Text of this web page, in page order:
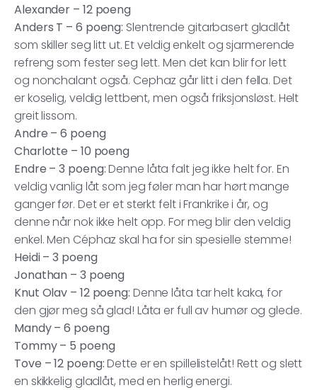
Alexander – 12 poeng
Anders T – 6 poeng: Slentrende gitarbasert gladlåt
som skiller seg litt ut. Et veldig enkelt og sjarmerende
refreng som fester seg lett. Men det kan blir for lett
og nonchalant også. Cephaz går litt i den fella. Det
er koselig, veldig lettbent, men også friksjonsløst. Helt
greit lissom.
Andre – 6 poeng
Charlotte – 10 poeng
Endre – 3 poeng:Denne låta falt jeg ikke helt for. En
veldig vanlig låt som jeg føler man har hørt mange
ganger før. Det er et sterkt felt i Frankrike i år, og
denne når nok ikke helt opp. For meg blir den veldig
enkel. Men Céphaz skal ha for sin spesielle stemme!
Heidi – 3 poeng
Jonathan – 3 poeng
Knut Olav – 12 poeng: Denne låta tar helt kaka, for
den gjør meg så glad! Låta er full av humør og glede.
Mandy – 6 poeng
Tommy – 5 poeng
Tove –12 poeng:Dette er en spillelistelåt! Rett og slett
en skikkelig gladlåt, med en herlig energi.